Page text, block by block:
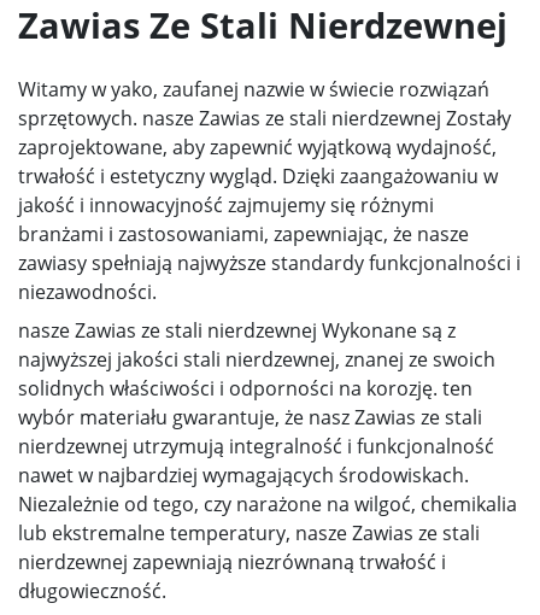
Zawias Ze Stali Nierdzewnej
Witamy w yako, zaufanej nazwie w świecie rozwiązań
sprzętowych. nasze Zawias ze stali nierdzewnej Zostały
zaprojektowane, aby zapewnić wyjątkową wydajność,
trwałość i estetyczny wygląd. Dzięki zaangażowaniu w
jakość i innowacyjność zajmujemy się różnymi
branżami i zastosowaniami, zapewniając, że nasze
zawiasy spełniają najwyższe standardy funkcjonalności i
niezawodności.
nasze Zawias ze stali nierdzewnej Wykonane są z
najwyższej jakości stali nierdzewnej, znanej ze swoich
solidnych właściwości i odporności na korozję. ten
wybór materiału gwarantuje, że nasz Zawias ze stali
nierdzewnej utrzymują integralność i funkcjonalność
nawet w najbardziej wymagających środowiskach.
Niezależnie od tego, czy narażone na wilgoć, chemikalia
lub ekstremalne temperatury, nasze Zawias ze stali
nierdzewnej zapewniają niezrównaną trwałość i
długowieczność.